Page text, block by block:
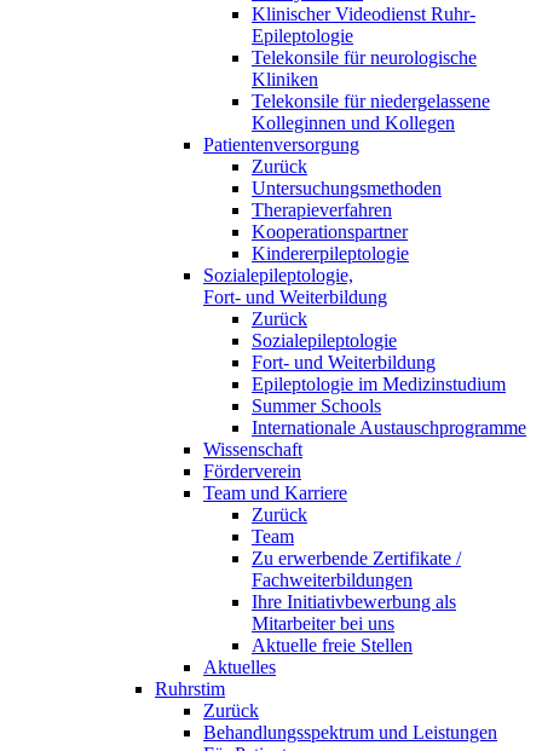
Klinischer Videodienst Ruhr-
Epileptologie
Telekonsile für neurologische
Kliniken
Telekonsile für niedergelassene
Kolleginnen und Kollegen
Patientenversorgung
Zurück
Untersuchungsmethoden
Therapieverfahren
Kooperationspartner
Kindererpileptologie
Sozialepileptologie,
Fort- und Weiterbildung
Zurück
Sozialepileptologie
Fort- und Weiterbildung
Epileptologie im Medizinstudium
Summer Schools
Internationale Austauschprogramme
Wissenschaft
Förderverein
Team und Karriere
Zurück
Team
Zu erwerbende Zertifikate /
Fachweiterbildungen
Ihre Initiativbewerbung als
Mitarbeiter bei uns
Aktuelle freie Stellen
Aktuelles
Ruhrstim
Zurück
Behandlungsspektrum und Leistungen